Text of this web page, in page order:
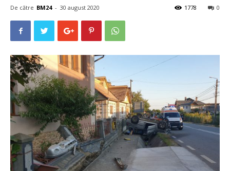
De către BM24 - 30 august 2020 0
1778